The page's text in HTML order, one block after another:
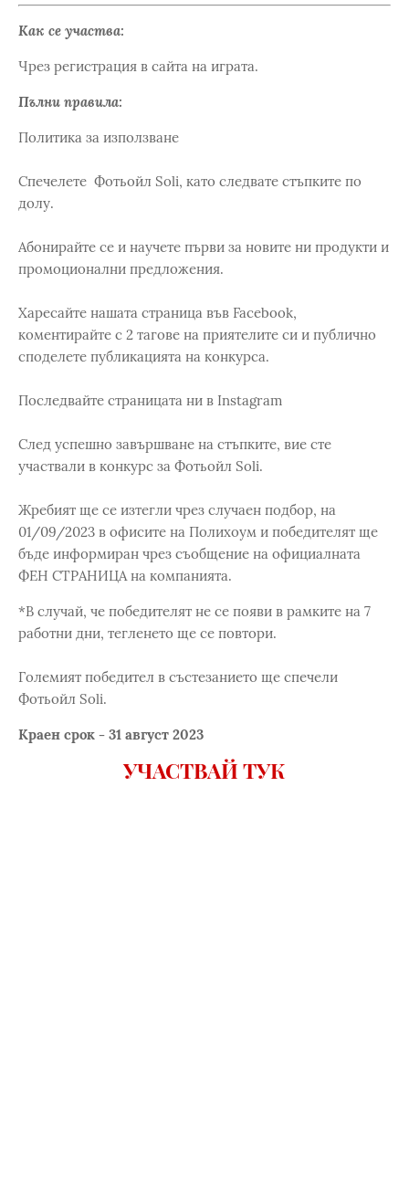
Как се участва:
Чрез регистрация в сайта на играта.
Пълни правила:
Политика за използване
Спечелете Фотьойл Soli, като следвате стъпките по
долу.
Абонирайте се и научете първи за новите ни продукти и
промоционални предложения.
Харесайте нашата страница във Facebook,
коментирайте с 2 тагове на приятелите си и публично
споделете публикацията на конкурса.
Последвайте страницата ни в Instagram
След успешно завършване на стъпките, вие сте
участвали в конкурс за Фотьойл Soli.
Жребият ще се изтегли чрез случаен подбор, на
01/09/2023 в офисите на Полихоум и победителят ще
бъде информиран чрез съобщение на официалната
ФЕН СТРАНИЦА на компанията.
*В случай, че победителят не се появи в рамките на 7
работни дни, тегленето ще се повтори.
Големият победител в състезанието ще спечели
Фотьойл Soli.
Краен срок - 31 август 2023
УЧАСТВАЙ ТУК